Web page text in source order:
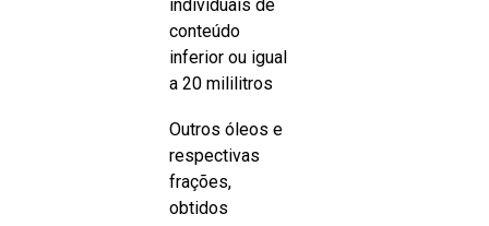
individuais de
conteúdo
inferior ou igual
a 20 mililitros
​Outros óleos e
respectivas
frações,
obtidos